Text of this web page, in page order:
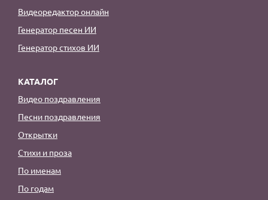
Видеоредактор онлайн
Генератор песен ИИ
Генератор стихов ИИ
КАТАЛОГ
Видео поздравления
Песни поздравления
Открытки
Стихи и проза
По именам
По годам